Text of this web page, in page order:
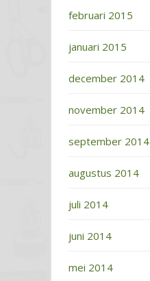
februari 2015
januari 2015
december 2014
november 2014
september 2014
augustus 2014
juli 2014
juni 2014
mei 2014